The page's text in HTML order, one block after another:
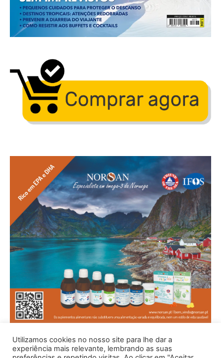
Utilizamos cookies no nosso site para lhe dar a
experiência mais relevante, lembrando as suas